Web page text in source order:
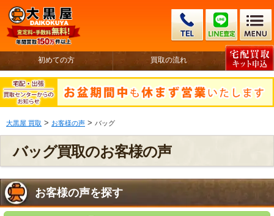
初めての方 買取の流れ
大黒屋 買取 > お客様の声 > バッグ
バッグ買取のお客様の声
お客様の声を探す